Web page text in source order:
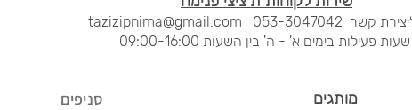
ת קשר
tazizipnima@gmail.com
שעות פעילות בימים א' - ה' בין השעות 09:00-16:00
סניפים מותגים